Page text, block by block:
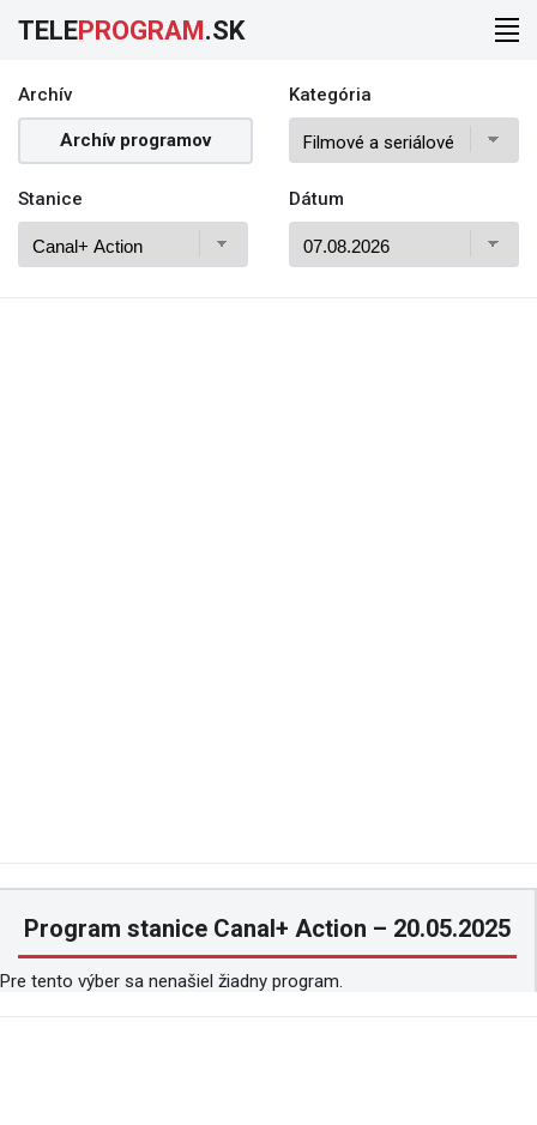
TELEPROGRAM.SK
Archív
Archív programov
Kategória
Stanice Dátum
Program stanice Canal+ Action – 20.05.2025
Pre tento výber sa nenašiel žiadny program.